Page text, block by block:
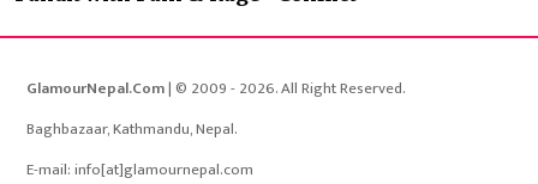
GlamourNepal.Com| © 2009 - 2026. All Right Reserved.
Baghbazaar, Kathmandu, Nepal.
E-mail: info[at]glamournepal.com